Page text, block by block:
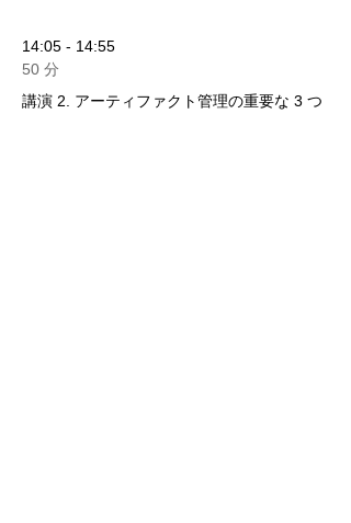
14:05 - 14:55
50 分
講演 2. アーティファクト管理の重要な 3 つ